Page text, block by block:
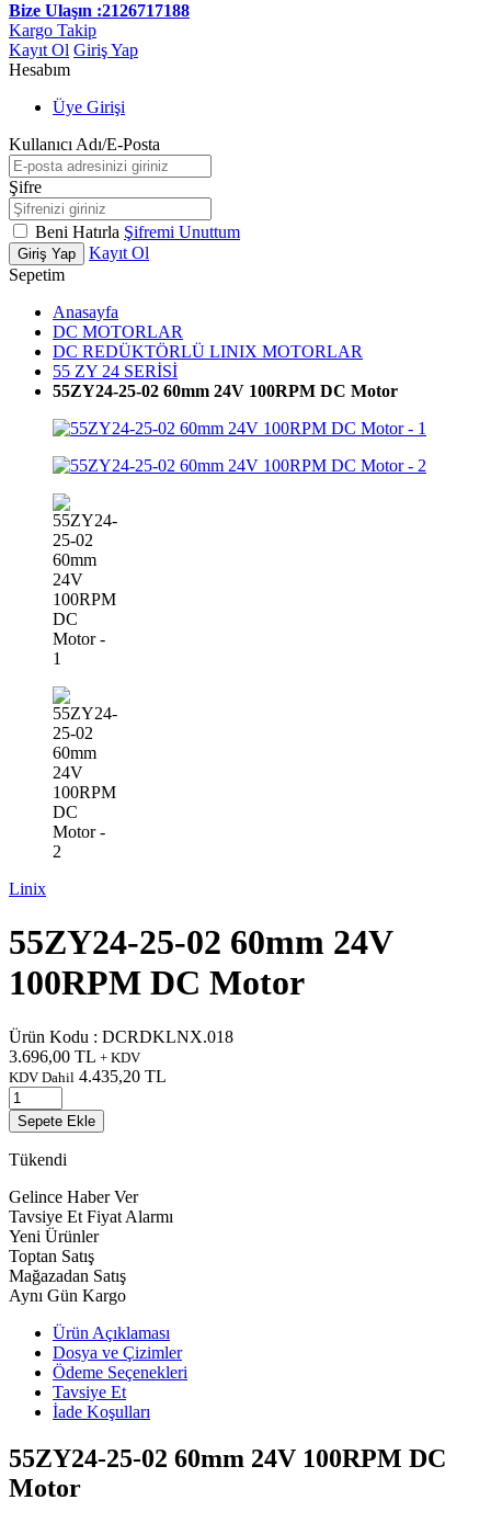
Bize Ulaşın :2126717188
Kargo Takip
Kayıt Ol Giriş Yap
Hesabım
Üye Girişi
Kullanıcı Adı/E-Posta
Şifre
Beni Hatırla Şifremi Unuttum
Giriş Yap
Kayıt Ol
Sepetim
Anasayfa
DC MOTORLAR
DC REDÜKTÖRLÜ LINIX MOTORLAR
55 ZY 24 SERİSİ
55ZY24-25-02 60mm 24V 100RPM DC Motor
Linix
55ZY24-25-02 60mm 24V
100RPM DC Motor
Ürün Kodu : DCRDKLNX.018
3.696,00 TL + KDV
KDV Dahil 4.435,20 TL
Sepete Ekle
Tükendi
Gelince Haber Ver
Tavsiye Et Fiyat Alarmı
Yeni Ürünler
Toptan Satış
Mağazadan Satış
Aynı Gün Kargo
Ürün Açıklaması
Dosya ve Çizimler
Ödeme Seçenekleri
Tavsiye Et
İade Koşulları
55ZY24-25-02 60mm 24V 100RPM DC
Motor